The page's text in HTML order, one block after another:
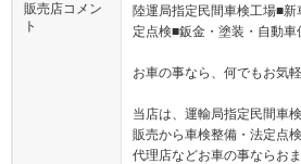
販売店コメン
ト
陸運局指定民間車検工場■
定点検■鈑金・塗装・自動
お車の事なら、何でもお気
当店は、運輸局指定民間車
販売から車検整備・法定点
代理店などお車の事ならお